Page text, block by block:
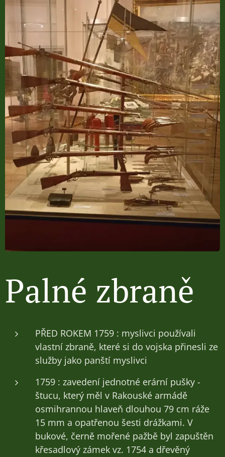
Palné zbraně
PŘED ROKEM 1759 : myslivci používali
vlastní zbraně, které si do vojska přinesli ze
služby jako panští myslivci
1759 : zavedení jednotné erární pušky -
štucu, který měl v Rakouské armádě
osmihrannou hlaveň dlouhou 79 cm ráže
15 mm a opatřenou šesti drážkami. V
bukové, černě mořené pažbě byl zapuštěn
křesadlový zámek vz. 1754 a dřevěný